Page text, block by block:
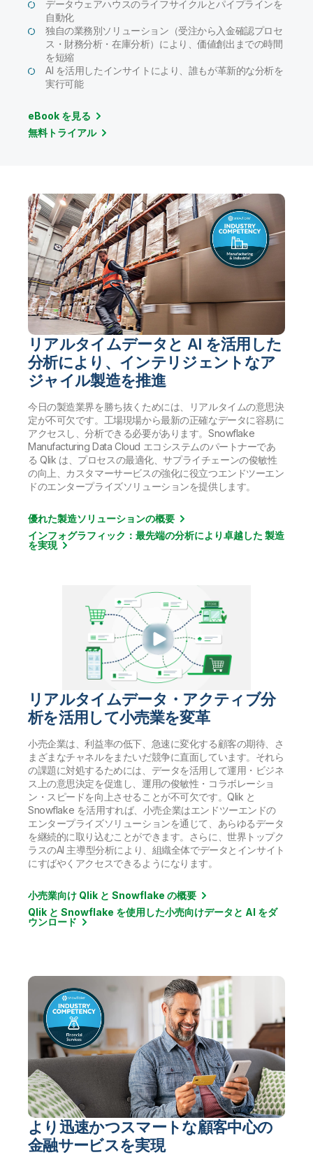
データウェアハウスのライフサイクルとパイプラインを
自動化
独自の業務別ソリューション（受注から入金確認プロセ
ス・財務分析・在庫分析）により、価値創出までの時間
を短縮
AI を活用したインサイトにより、誰もが革新的な分析を
実行可能
eBook を見る
無料トライアル
リアルタイムデータと AI を活用した
分析により、インテリジェントなア
ジャイル製造を推進
今日の製造業界を勝ち抜くためには、リアルタイムの意思決
定が不可欠です。工場現場から最新の正確なデータに容易に
アクセスし、分析できる必要があります。Snowflake
Manufacturing Data Cloud エコシステムのパートナーであ
る Qlik は、プロセスの最適化、サプライチェーンの俊敏性
の向上、カスタマーサービスの強化に役立つエンドツーエン
ドのエンタープライズソリューションを提供します。
優れた製造ソリューションの概要
インフォグラフィック：最先端の分析により卓越した 製造
を実現
リアルタイムデータ・アクティブ分
析を活用して小売業を変革
小売企業は、利益率の低下、急速に変化する顧客の期待、さ
まざまなチャネルをまたいだ競争に直面しています。それら
の課題に対処するためには、データを活用して運用・ビジネ
ス上の意思決定を促進し、運用の俊敏性・コラボレーショ
ン・スピードを向上させることが不可欠です。Qlik と
Snowflake を活用すれば、小売企業はエンドツーエンドの
エンタープライズソリューションを通じて、あらゆるデータ
を継続的に取り込むことができます。さらに、世界トップク
ラスのAI 主導型分析により、組織全体でデータとインサイト
にすばやくアクセスできるようになります。
小売業向け Qlik と Snowflake の概要
Qlik と Snowflake を使用した小売向けデータと AI をダ
ウンロード
より迅速かつスマートな顧客中心の
金融サービスを実現